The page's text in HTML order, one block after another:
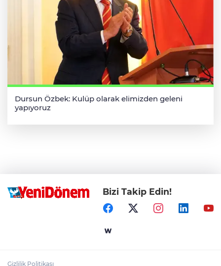
Dursun Özbek: Kulüp olarak elimizden geleni
yapıyoruz
Bizi Takip Edin!
Gizlilik Politikası